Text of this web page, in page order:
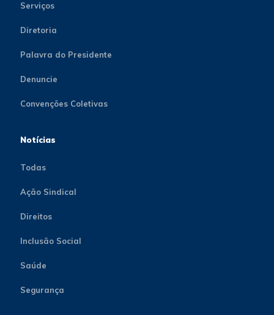
Serviços
Diretoria
Palavra do Presidente
Denuncie
Convenções Coletivas
Notícias
Todas
Ação Sindical
Direitos
Inclusão Social
Saúde
Segurança